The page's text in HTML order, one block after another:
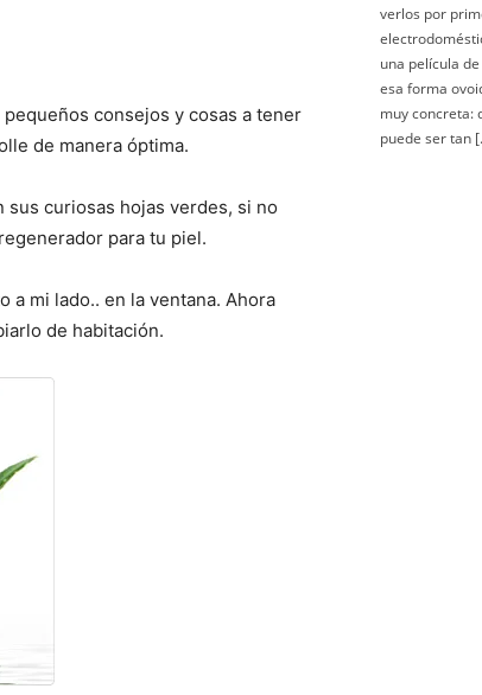
consejos y cosas a tener
de manera óptima.
sus curiosas hojas verdes, si no
para tu piel.
a mi lado.. en la ventana. Ahora
de habitación.
verlos por
una película
esa forma
muy concreta:
puede ser tan